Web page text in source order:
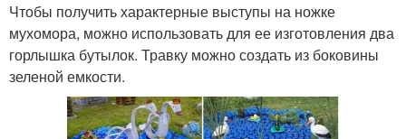
Чтобы получить характерные выступы на ножке
мухомора, можно использовать для ее изготовления два
горлышка бутылок. Травку можно создать из боковины
зеленой емкости.